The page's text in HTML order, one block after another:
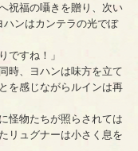
祝福の囁きを贈り、次い
ンはカンテラの光でぼ
ですね！」
時、ヨハンは味方を立て
を感じながらルインは再
怪物たちが照らされては
リュグナーは小さく息を